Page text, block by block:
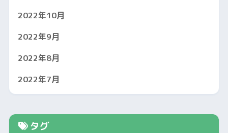
2022年10月
2022年9月
2022年8月
2022年7月
タグ